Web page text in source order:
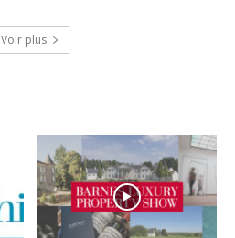
Voir plus